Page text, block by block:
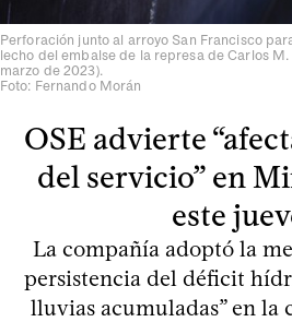
Perforación junto al arroyo San Francisco
lecho del embalse de la represa de Carlos
marzo de 2023).
Foto: Fernando Morán
OSE advierte
del servicio” en
este
La compañía adoptó la
persistencia del déficit
lluvias acumuladas” en la